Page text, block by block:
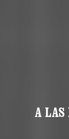
A LAS